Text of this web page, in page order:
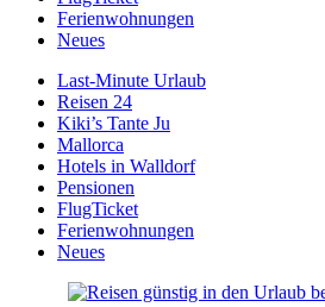
Ferienwohnungen
Neues
Last-Minute Urlaub
Reisen 24
Kiki’s Tante Ju
Mallorca
Hotels in Walldorf
Pensionen
FlugTicket
Ferienwohnungen
Neues